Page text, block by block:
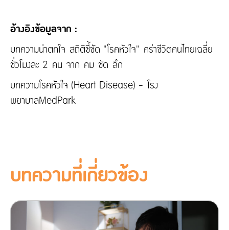
อ้างอิงข้อมูลจาก :
บทความน่าตกใจ สถิติชี้ชัด "โรคหัวใจ" คร่าชีวิตคนไทยเฉลี่ย
ชั่วโมงละ 2 คน จาก คม ชัด ลึก
บทความโรคหัวใจ (Heart Disease) - โรง
พยาบาลMedPark
บทความที่เกี่ยวข้อง